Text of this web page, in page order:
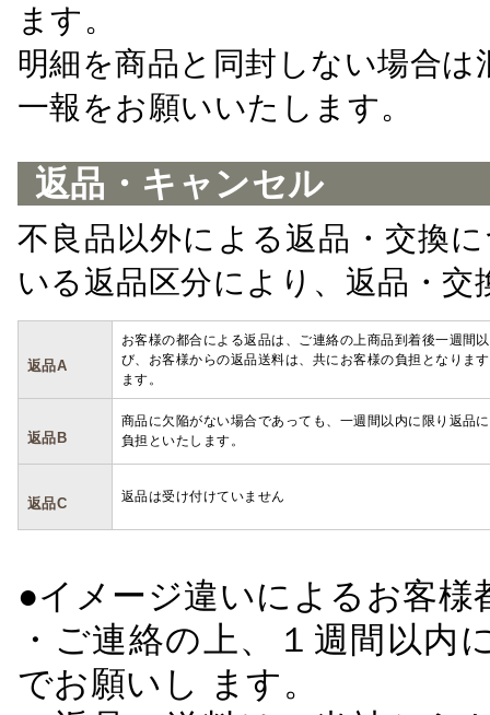
ます。
明細を商品と同封しない場合
一報をお願いいたします。
返品・キャンセル
不良品以外による返品・交換
いる返品区分により、返品・
返品A
お客様の都合による返品は、ご連絡の上商品到着後一週間
び、お客様からの返品送料は、共にお客様の負担となりま
ます。
返品B
商品に欠陥がない場合であっても、一週間以内に限り返品
負担といたします。
返品C 返品は受け付けていません
●イメージ違いによるお客
・ご連絡の上、１週間以
でお願いし ます。